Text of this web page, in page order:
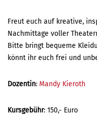
Freut euch auf kreative,
Nachmittage voller
Bitte bringt bequeme
könnt ihr euch frei und
Dozentin: Mandy Kieroth
Kursgebühr: 150,- Euro